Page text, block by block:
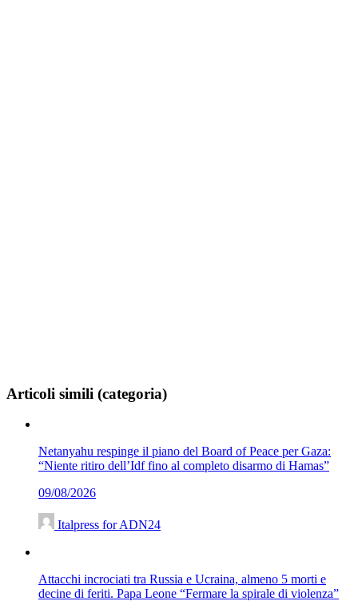
Articoli simili (categoria)
Netanyahu respinge il piano del Board of Peace per Gaza:
“Niente ritiro dell’Idf fino al completo disarmo di Hamas”
09/08/2026
Italpress for ADN24
Attacchi incrociati tra Russia e Ucraina, almeno 5 morti e
decine di feriti. Papa Leone “Fermare la spirale di violenza”